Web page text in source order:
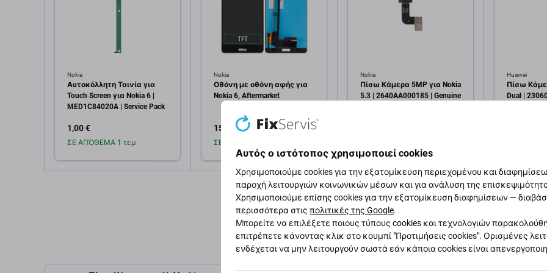
Nokia
Αυτοκόλλητη Ταινία για
Touch Screen για Nokia 6 |
MED1C84020A | Service Pack
1,00 €
ΣΕ ΑΠΌΘΕΜΑ 1 τεμ
Προσθήκη στο
καλάθι
Nokia
Οθόνη με οθόνη αφής για
Nokia 6, Aftermarket
15,10 €
ΣΕ ΑΠΌΘΕΜΑ 4 τεμ
Προσθήκη στο
καλάθι
Nokia
Πίσω Κάμερα 5MP για Nokia
5.3 | 2640AA000185 | Genuine
Huawei
Πίσω
Dual |
Αυτός ο ιστότοπος χρησιμοποιεί cookies
Χρησιμοποιούμε cookies για την εξατομίκευση περιεχομένου και
παροχή λειτουργιών κοινωνικών μέσων και για ανάλυση της
Χρησιμοποιούμε επίσης cookies για την εξατομίκευση διαφημίσεων —
περισσότερα στις πολιτικές της Google.
Μπορείτε να επιλέξετε ποιους τύπους cookies και τεχνολογιών
επιτρέπετε κάνοντας κλικ στο κουμπί "Προτιμήσεις cookies". Ορισμένες
ενδέχεται να μην λειτουργούν σωστά εάν κάποια cookies είναι